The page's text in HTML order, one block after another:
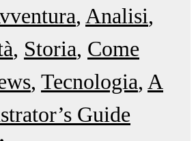
Analisi
Storia Come
Tecnologia A
Guide